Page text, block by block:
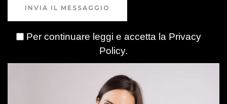
INVIA IL MESSAGGIO
Per continuare leggi e accetta la Privacy
Policy.